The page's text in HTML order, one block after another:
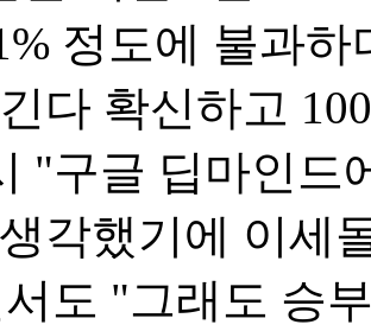
정도에 불과
다 확신하고
"구글 딥마인드
각했기에 이세
도 "그래도 승